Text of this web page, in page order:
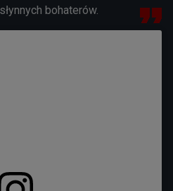
bohaterów.